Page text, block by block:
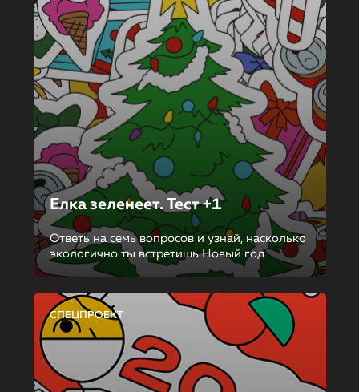
Елка зеленеет. Тест +1
Ответь на семь вопросов и узнай, насколько
экологично ты встретишь Новый год
СПЕЦПРОЕКТ